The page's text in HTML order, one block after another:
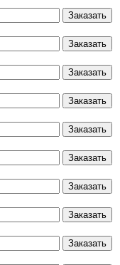
Заказать
Заказать
Заказать
Заказать
Заказать
Заказать
Заказать
Заказать
Заказать